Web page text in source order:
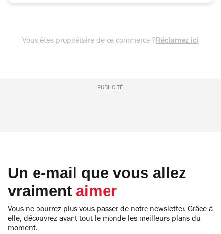
Vous êtes propriétaire de ce commerce ?Réclamez ici
PUBLICITÉ
Un e-mail que vous allez
vraiment aimer
Vous ne pourrez plus vous passer de notre newsletter. Grâce à
elle, découvrez avant tout le monde les meilleurs plans du
moment.